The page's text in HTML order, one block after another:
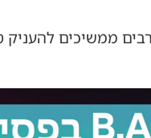
ממשיכים להעניק